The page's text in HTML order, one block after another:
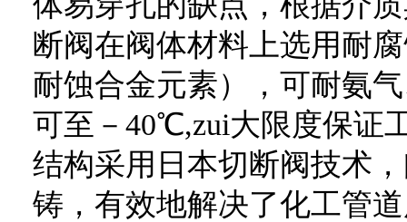
断阀在阀体材料上选用耐
耐蚀合金元素），可耐氨
可至－40℃,zui大限度保证
结构采用日本切断阀技术
铸，有效地解决了化工管